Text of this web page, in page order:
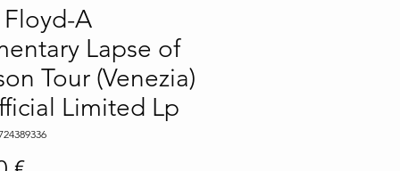
Floyd-A
Lapse of
Tour (Venezia)
Limited Lp